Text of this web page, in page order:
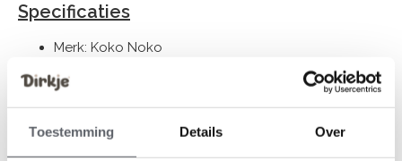
Toestemming Details Over
Specificaties
Merk: Koko Noko
Seizoen: Never Out of Stock
Collectie: Meisjeskleding (vanaf maat 92)